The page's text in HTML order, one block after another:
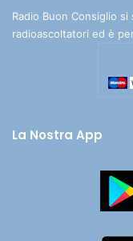
Radio Buon Consiglio
radioascoltatori ed è
La Nostra App